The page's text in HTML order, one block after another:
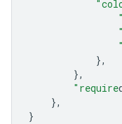
},
},
"require
},
}